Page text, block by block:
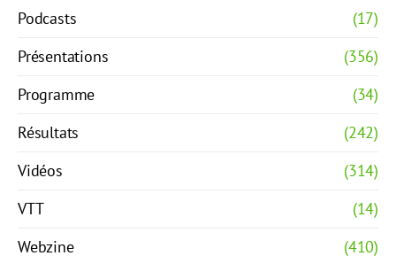
Podcasts
(17)
Présentations
(356)
Programme
(34)
Résultats
(242)
Vidéos
(314)
VTT
(14)
Webzine
(410)